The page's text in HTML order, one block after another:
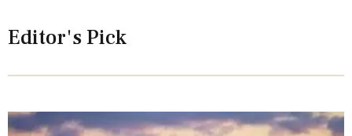
Editor's Pick